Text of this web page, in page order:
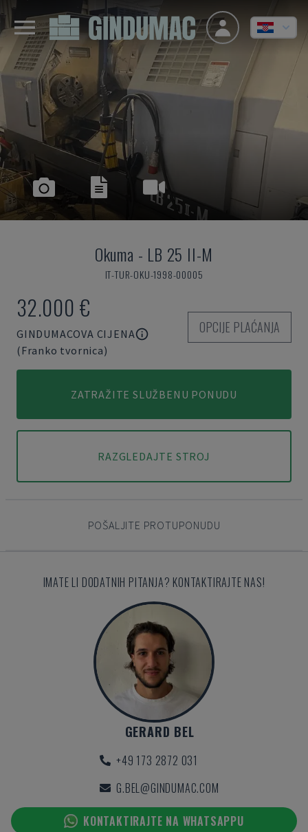
Okuma - LB 25 II-M
IT-TUR-OKU-1998-00005
32.000 €
GINDUMACOVA CIJENA
(Franko tvornica)
OPCIJE PLAĆANJA
ZATRAŽITE SLUŽBENU PONUDU
RAZGLEDAJTE STROJ
POŠALJITE PROTUPONUDU
IMATE LI DODATNIH PITANJA? KONTAKTIRAJTE NAS!
GERARD BEL
+49 173 2872 031
G.BEL@GINDUMAC.COM
KONTAKTIRAJTE NA WHATSAPPU